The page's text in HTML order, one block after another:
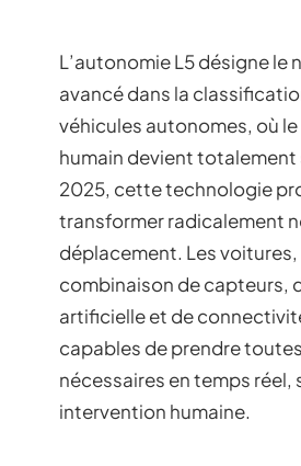
L’autonomie L5 désigne le
avancé dans la
véhicules autonomes, où
humain devient totalement
2025, cette technologie
transformer radicalement
déplacement. Les voitures,
combinaison de capteurs,
artificielle et de
capables de prendre
nécessaires en temps réel,
intervention humaine.